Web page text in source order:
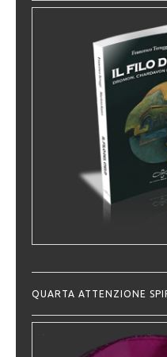
QUARTA ATTENZIONE